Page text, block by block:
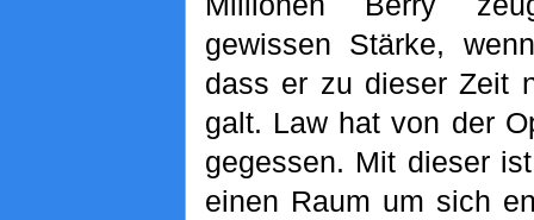
gewissen Stärke,
dass er zu dieser Zeit
galt. Law hat von der
gegessen. Mit dieser
einen Raum um sich